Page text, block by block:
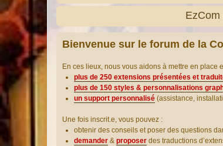
EzCom
Bienvenue sur le forum de la
En ces lieux, nous vous aidons à mettre en place
plus de 250 extensions présentées et
plus de 150 styles & personnalisations
un support personnalisé (assistance,
Une fois inscrit.e, vous pouvez :
obtenir des conseils et poser des questions
demander & proposer des traductions